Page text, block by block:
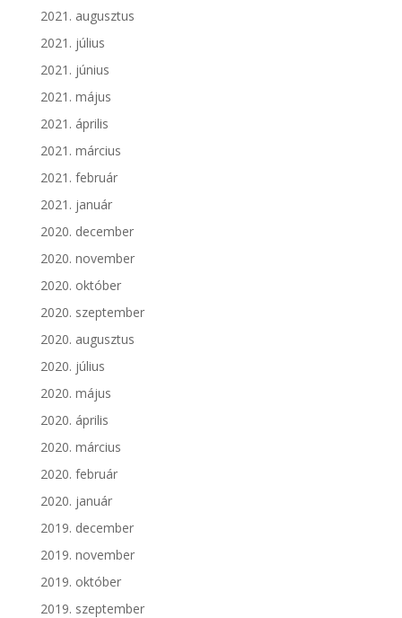
2021. augusztus
2021. július
2021. június
2021. május
2021. április
2021. március
2021. február
2021. január
2020. december
2020. november
2020. október
2020. szeptember
2020. augusztus
2020. július
2020. május
2020. április
2020. március
2020. február
2020. január
2019. december
2019. november
2019. október
2019. szeptember